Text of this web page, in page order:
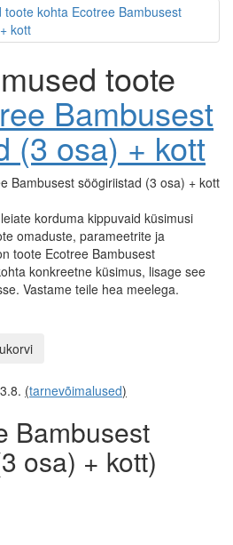
toote
Bambusest
(3 osa) + kott
Bambusest söögiriistad (3 osa) + kott
korduma kippuvaid küsimusi
omaduste, parameetrite ja
toote Ecotree Bambusest
konkreetne küsimus, lisage see
Vastame teile hea meelega.
(tarnevõimalused)
Bambusest
osa) + kott)